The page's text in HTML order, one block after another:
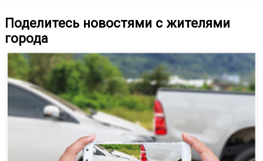
Поделитесь новостями с жителями
города